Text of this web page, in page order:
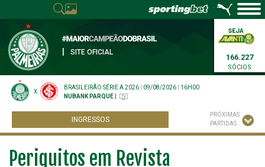
SITE OFICIAL
166.227
SÓCIOS
X
BRASILEIRÃO SÉRIE A 2026 09/08/2026
16H00
NUBANK PARQUE
INGRESSOS
PRÓXIMAS
PARTIDAS
Periquitos em Revista